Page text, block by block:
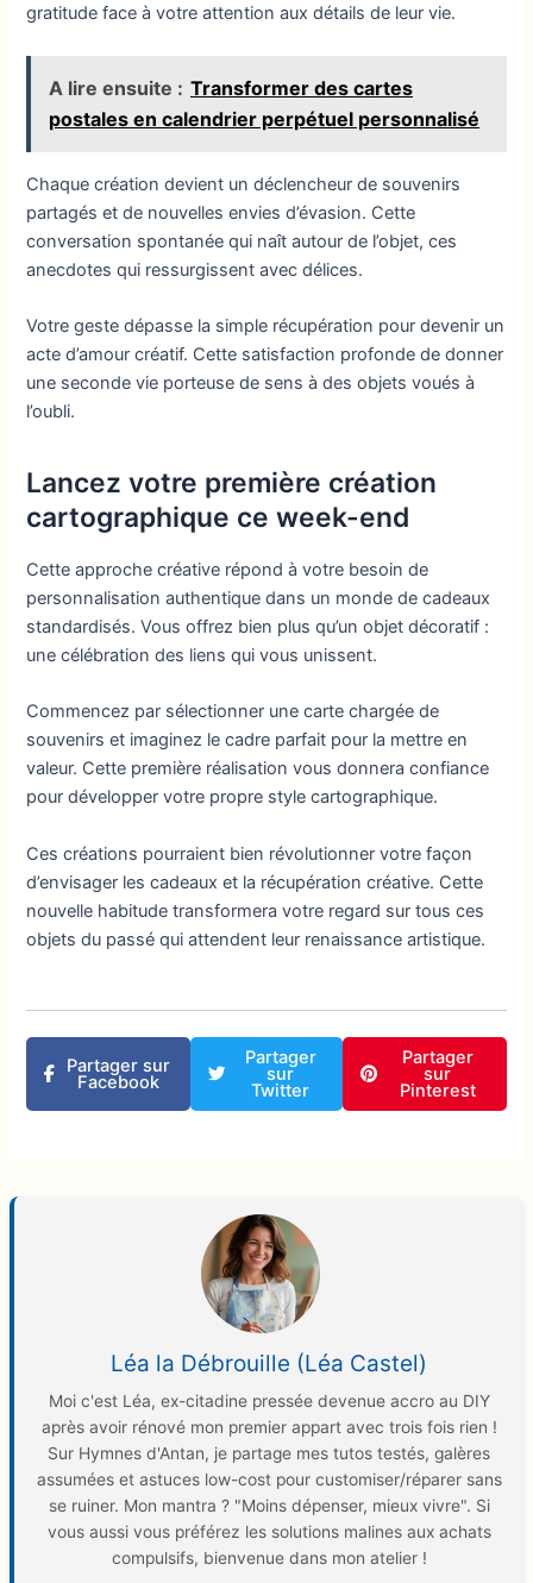
gratitude face à votre attention aux détails de leur vie.
A lire ensuite : Transformer des cartes
postales en calendrier perpétuel personnalisé
Chaque création devient un déclencheur de souvenirs
partagés et de nouvelles envies d’évasion. Cette
conversation spontanée qui naît autour de l’objet, ces
anecdotes qui ressurgissent avec délices.
Votre geste dépasse la simple récupération pour devenir un
acte d’amour créatif. Cette satisfaction profonde de donner
une seconde vie porteuse de sens à des objets voués à
l’oubli.
Lancez votre première création
cartographique ce week-end
Cette approche créative répond à votre besoin de
personnalisation authentique dans un monde de cadeaux
standardisés. Vous offrez bien plus qu’un objet décoratif :
une célébration des liens qui vous unissent.
Commencez par sélectionner une carte chargée de
souvenirs et imaginez le cadre parfait pour la mettre en
valeur. Cette première réalisation vous donnera confiance
pour développer votre propre style cartographique.
Ces créations pourraient bien révolutionner votre façon
d’envisager les cadeaux et la récupération créative. Cette
nouvelle habitude transformera votre regard sur tous ces
objets du passé qui attendent leur renaissance artistique.
Partager sur
Facebook
Partager
sur
Twitter
Partager
sur
Pinterest
Léa la Débrouille (Léa Castel)
Moi c'est Léa, ex-citadine pressée devenue accro au DIY
après avoir rénové mon premier appart avec trois fois rien !
Sur Hymnes d'Antan, je partage mes tutos testés, galères
assumées et astuces low-cost pour customiser/réparer sans
se ruiner. Mon mantra ? "Moins dépenser, mieux vivre". Si
vous aussi vous préférez les solutions malines aux achats
compulsifs, bienvenue dans mon atelier !